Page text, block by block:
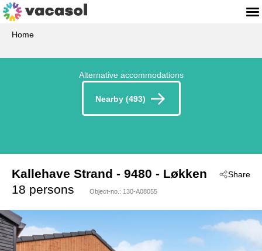
Home
Alternative accommodations
Nearby (493)
Share
Kallehave Strand - 9480 - Løkken
18 persons
Object-no.: 130-A08055